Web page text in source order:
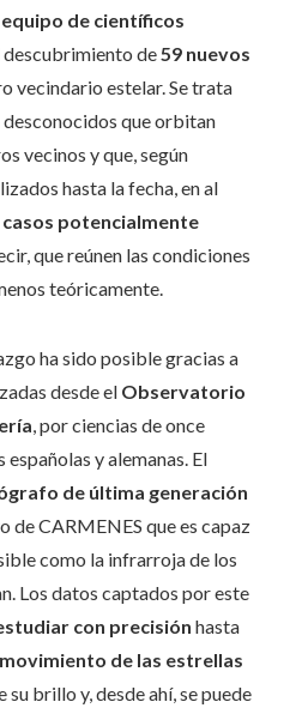
equipo de científicos
descubrimiento de59 nuevos
vecindario estelar. Se trata
desconocidos que orbitan
vecinos y que, según
hasta la fecha, en al
casos potencialmente
que reúnen las condiciones
teóricamente.
ha sido posible gracias a
desde el Observatorio
, por ciencias de once
y alemanas. El
de última generación
de CARMENES que es capaz
como la infrarroja de los
Los datos captados por este
con precisión hasta
movimiento de las estrellas
brillo y, desde ahí, se puede